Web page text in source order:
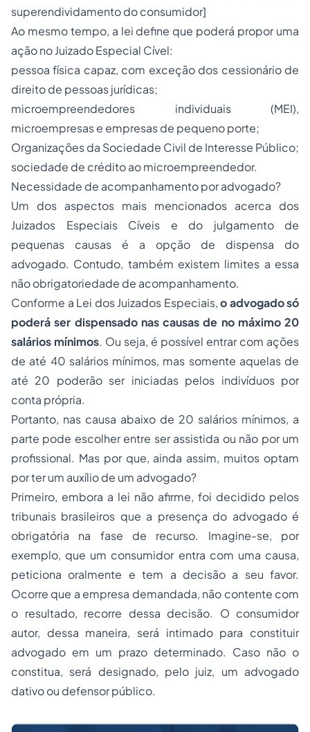
superendividamento do consumidor]
Ao mesmo tempo, a lei define que poderá propor uma
ação no Juizado Especial Cível:
pessoa física capaz, com exceção dos cessionário de
direito de pessoas jurídicas;
microempreendedores individuais (MEI),
microempresas e empresas de pequeno porte;
Organizações da Sociedade Civil de Interesse Público;
sociedade de crédito ao microempreendedor.
Necessidade de acompanhamento por advogado?
Um dos aspectos mais mencionados acerca dos
Juizados Especiais Cíveis e do julgamento de
pequenas causas é a opção de dispensa do
advogado. Contudo, também existem limites a essa
não obrigatoriedade de acompanhamento.
Conforme a Lei dos Juizados Especiais,o advogado só
poderá ser dispensado nas causas de no máximo 20
salários mínimos. Ou seja, é possível entrar com ações
de até 40 salários mínimos, mas somente aquelas de
até 20 poderão ser iniciadas pelos indivíduos por
conta própria.
Portanto, nas causa abaixo de 20 salários mínimos, a
parte pode escolher entre ser assistida ou não por um
profissional. Mas por que, ainda assim, muitos optam
por ter um auxílio de um advogado?
Primeiro, embora a lei não afirme, foi decidido pelos
tribunais brasileiros que a presença do advogado é
obrigatória na fase de recurso. Imagine-se, por
exemplo, que um consumidor entra com uma causa,
peticiona oralmente e tem a decisão a seu favor.
Ocorre que a empresa demandada, não contente com
o resultado, recorre dessa decisão. O consumidor
autor, dessa maneira, será intimado para constituir
advogado em um prazo determinado. Caso não o
constitua, será designado, pelo juiz, um advogado
dativo ou defensor público.